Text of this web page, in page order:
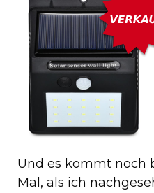
Und es kommt noch
Mal, als ich